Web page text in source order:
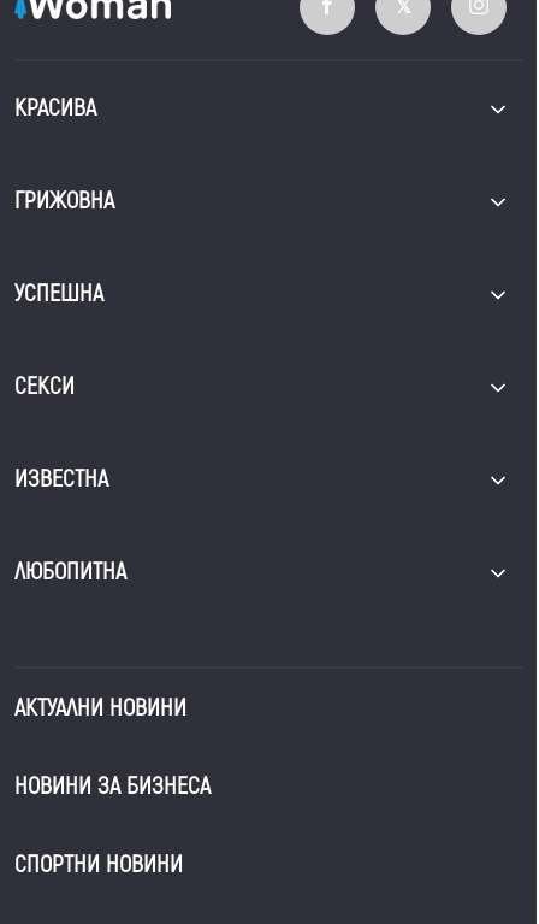
КРАСИВА
ГРИЖОВНА
УСПЕШНА
СЕКСИ
ИЗВЕСТНА
ЛЮБОПИТНА
АКТУАЛНИ НОВИНИ
НОВИНИ ЗА БИЗНЕСА
СПОРТНИ НОВИНИ